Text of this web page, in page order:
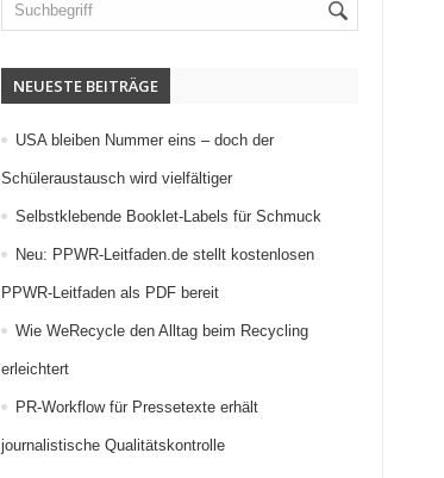
NEUESTE BEITRÄGE
USA bleiben Nummer eins – doch der
Schüleraustausch wird vielfältiger
Selbstklebende Booklet-Labels für Schmuck
Neu: PPWR-Leitfaden.de stellt kostenlosen
PPWR-Leitfaden als PDF bereit
Wie WeRecycle den Alltag beim Recycling
erleichtert
PR-Workflow für Pressetexte erhält
journalistische Qualitätskontrolle